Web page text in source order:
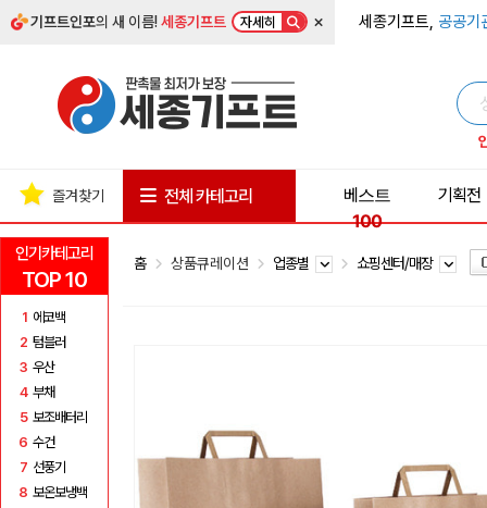
기프트인포의 새 이름!세종기프트 자세히 × 세종기프트, 공공기
인기카테고리
TOP 10
1 에코백
2 텀블러
3 우산
4 부채
5 보조배터리
6 수건
7 선풍기
8 보온보냉백
즐겨찾기 전체 카테고리
베스트
100
기획전
홈 상품큐레이션 업종별 쇼핑센터/매장